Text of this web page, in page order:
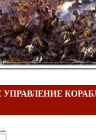
УПРАВЛЕНИЕ